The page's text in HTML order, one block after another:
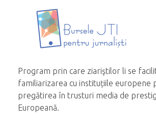
Program prin care ziariştilor li se
familiarizarea cu instituțiile europene
pregătirea în trusturi media de
Europeană.